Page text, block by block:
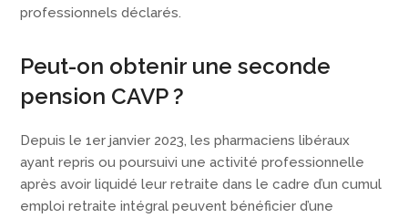
professionnels déclarés.
Peut-on obtenir une seconde
pension CAVP ?
Depuis le 1er janvier 2023, les pharmaciens libéraux
ayant repris ou poursuivi une activité professionnelle
après avoir liquidé leur retraite dans le cadre d’un cumul
emploi retraite intégral peuvent bénéficier d’une